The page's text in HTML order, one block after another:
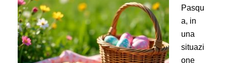
Pasqu
a, in
una
situazi
one